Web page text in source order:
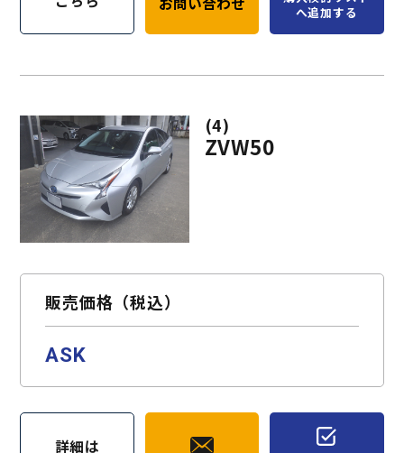
へ追加する
(4)
ZVW50
販売価格（税込）
ASK
詳細は